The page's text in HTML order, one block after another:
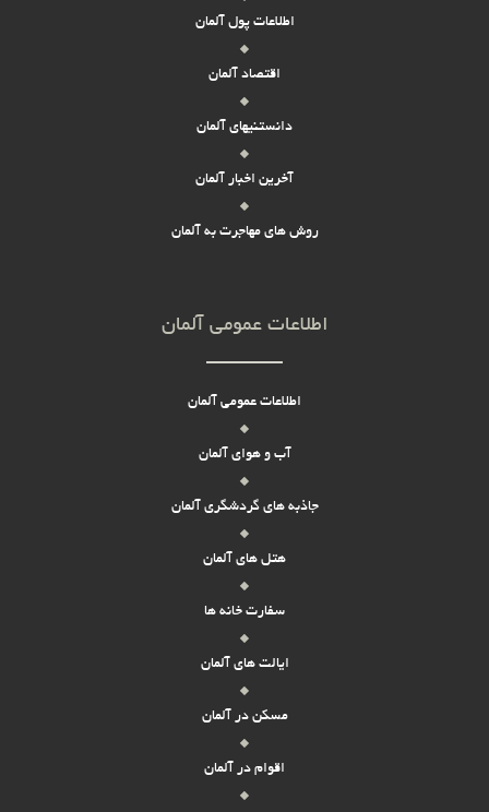
اطلاعات پول آلمان
اقتصاد آلمان
دانستنیهای آلمان
آخرین اخبار آلمان
روش های مهاجرت به آلمان
اطلاعات عمومی آلمان
اطلاعات عمومی آلمان
آب و هوای آلمان
جاذبه های گردشگری آلمان
هتل های آلمان
سفارت خانه ها
ایالت های آلمان
مسکن در آلمان
اقوام در آلمان